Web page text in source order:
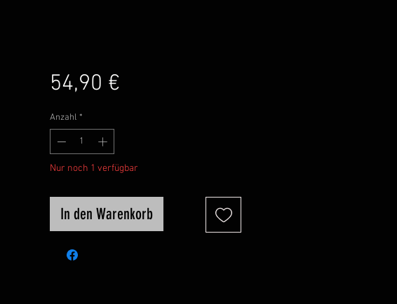
54,90 €Preis
Anzahl *
Nur noch 1 verfügbar
In den Warenkorb